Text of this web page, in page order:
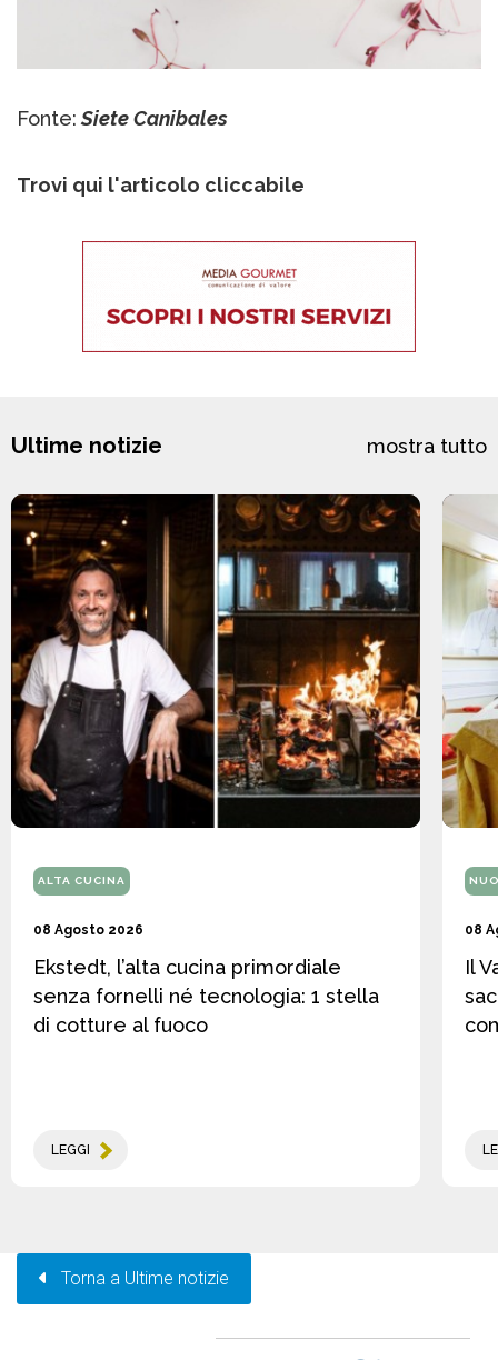
Fonte:Siete Canibales
Trovi qui l'articolo cliccabile
Ultime notizie mostra tutto
ALTA CUCINA
08 Agosto 2026
Ekstedt, l’alta cucina primordiale
senza fornelli né tecnologia: 1 stella
di cotture al fuoco
LEGGI
08
Il
Torna a Ultime notizie